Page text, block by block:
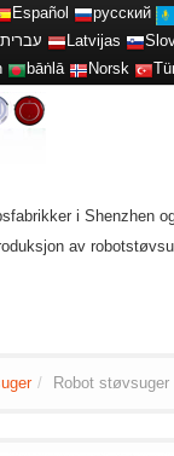
Español русский
עברית Latvijas
bāṅlā Norsk
i Shenzhen
av
/ Robot støvsuger